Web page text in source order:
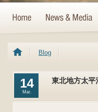
Blog
14
Mar.
東北地方太